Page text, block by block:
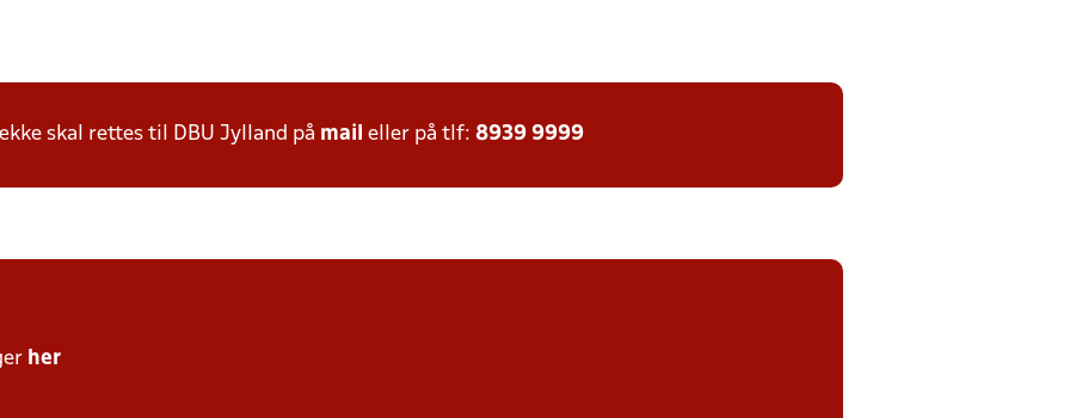
skal rettes til DBU Jylland på mail eller på tlf: 8939 9999
her